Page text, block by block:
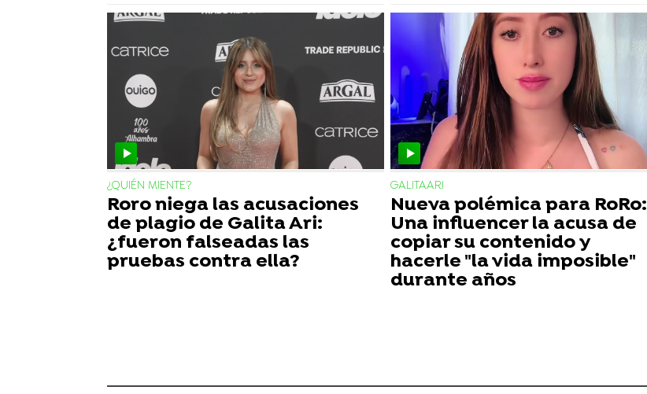
¿QUIÉN MIENTE?
Roro niega las acusaciones
de plagio de Galita Ari:
¿fueron falseadas las
pruebas contra ella?
GALITAARI
Nueva polémica para RoRo:
Una influencer la acusa de
copiar su contenido y
hacerle "la vida imposible"
durante años